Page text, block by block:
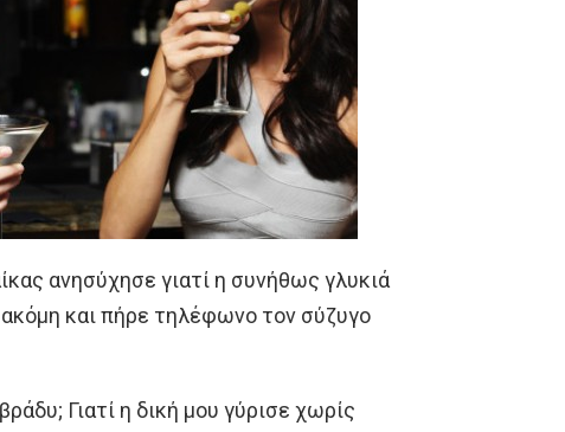
ανησύχησε γιατί η συνήθως γλυκιά
και πήρε τηλέφωνο τον σύζυγο
Γιατί η δική μου γύρισε χωρίς